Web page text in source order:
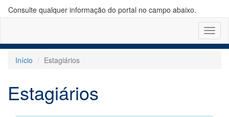
Consulte qualquer informação do portal no campo abaixo.
Início
Estagiários
Estagiários